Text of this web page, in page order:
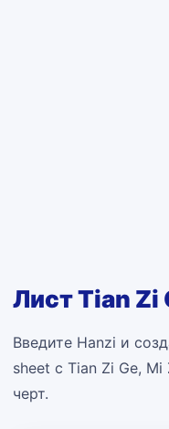
Лист Tian Zi
Введите Hanzi и
sheet с Tian Zi Ge,
черт.